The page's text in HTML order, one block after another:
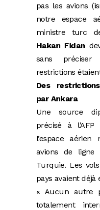
pas les avions
notre espace
ministre turc
Hakan Fidan
sans
restrictions
Des
par Ankara
Une source
précisé à
l’espace
avions de ligne
Turquie. Les
pays avaient déjà
« Aucun autre
totalement